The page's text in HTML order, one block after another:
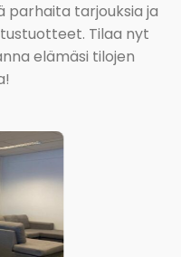
parhaita tarjouksia ja
Tilaa nyt
elämäsi tilojen